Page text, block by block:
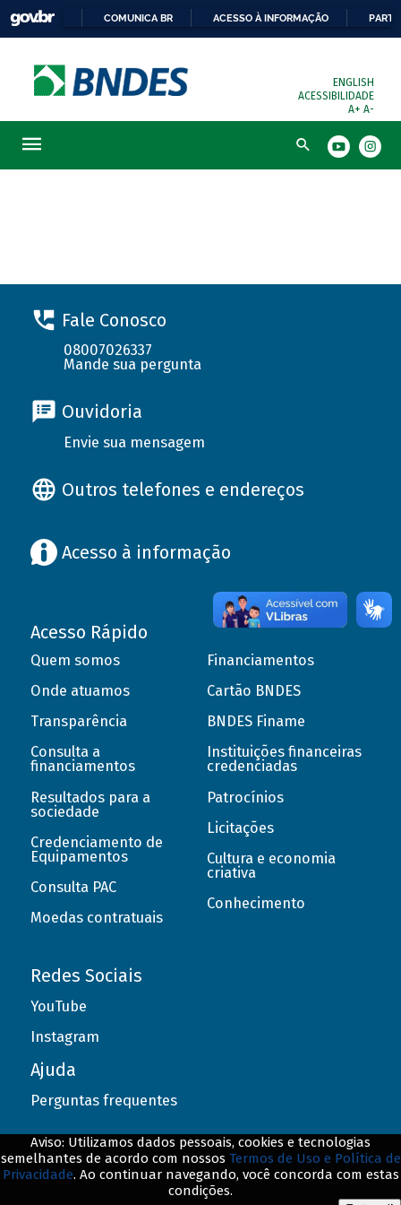
COMUNICA BR ACESSO À INFORMAÇÃO
ENGLISH
ACESSIBILIDADE
A+ A-
Busca
Fale Conosco
08007026337
Mande sua pergunta
Ouvidoria
Envie sua mensagem
Outros telefones e endereços
Acesso à informação
Acesso Rápido
Quem somos
Onde atuamos
Transparência
Consulta a
financiamentos
Resultados para a
sociedade
Credenciamento de
Equipamentos
Consulta PAC
Moedas contratuais
Financiamentos
Cartão BNDES
BNDES Finame
Instituições financeiras
credenciadas
Patrocínios
Licitações
Cultura e economia
criativa
Conhecimento
Redes Sociais
YouTube
Instagram
Ajuda
Perguntas frequentes
© BNDES. Todos os direitos reservados
Aviso: Utilizamos dados pessoais, cookies e tecnologias
semelhantes de acordo com nossos Termos de Uso e Política de
Privacidade. Ao continuar navegando, você concorda com estas
condições.